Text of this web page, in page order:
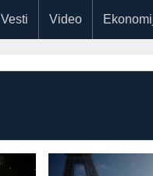
Vesti Video